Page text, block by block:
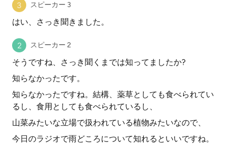
スピーカー 3
はい、さっき聞きました。
スピーカー 2
そうですね、さっき聞くまでは知ってましたか?
知らなかったです。
知らなかったですね。結構、薬草としても食べられてい
るし、食用としても食べられているし、
山菜みたいな立場で扱われている植物みたいなので、
今日のラジオで雨どころについて知れるといいですね。